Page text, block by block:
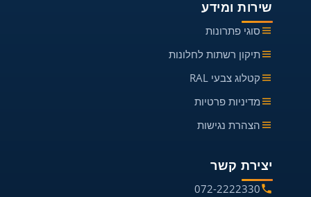
שירות ומידע
סוגי פתרונות
תיקון רשתות לחלונות
קטלוג צבעי RAL
מדיניות פרטיות
הצהרת נגישות
יצירת קשר
072-2222330